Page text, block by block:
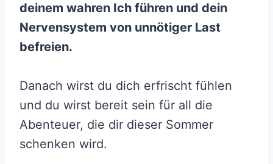
deinem wahren Ich führen und dein
Nervensystem von unnötiger Last
befreien.
Danach wirst du dich erfrischt fühlen
und du wirst bereit sein für all die
Abenteuer, die dir dieser Sommer
schenken wird.